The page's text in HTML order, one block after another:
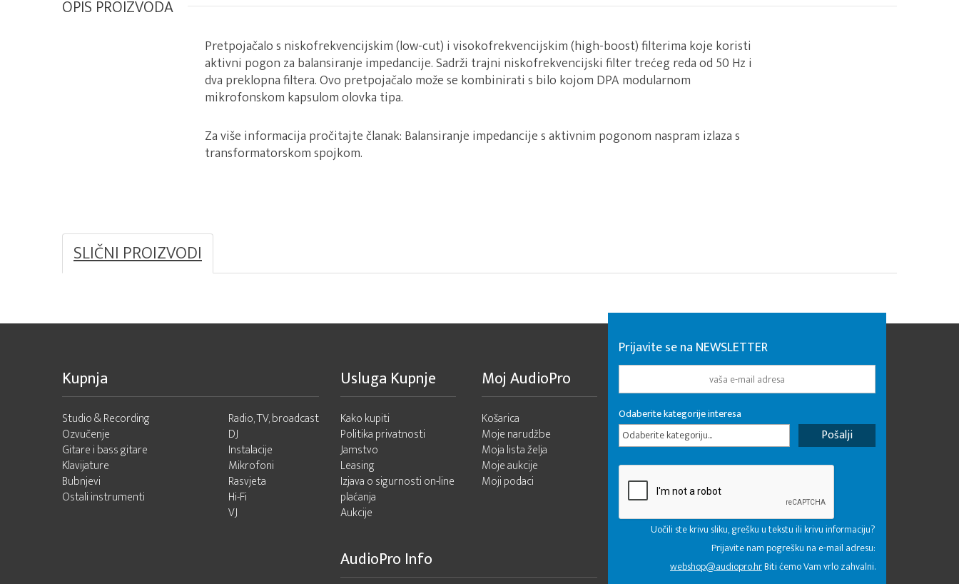
OPIS PROIZVODA
Pretpojačalo s niskofrekvencijskim (low-cut) i visokofrekvencijskim (high-boost) filterima koje koristi
aktivni pogon za balansiranje impedancije. Sadrži trajni niskofrekvencijski filter trećeg reda od 50 Hz i
dva preklopna filtera. Ovo pretpojačalo može se kombinirati s bilo kojom DPA modularnom
mikrofonskom kapsulom olovka tipa.
Za više informacija pročitajte članak: Balansiranje impedancije s aktivnim pogonom naspram izlaza s
transformatorskom spojkom.
SLIČNI PROIZVODI
Kupnja
Studio & Recording
Ozvučenje
Gitare i bass gitare
Klavijature
Bubnjevi
Ostali instrumenti
Radio, TV, broadcast
DJ
Instalacije
Mikrofoni
Rasvjeta
Hi-Fi
VJ
Usluga Kupnje
Kako kupiti
Politika privatnosti
Jamstvo
Leasing
Izjava o sigurnosti on-line
plaćanja
Aukcije
Moj AudioPro
Košarica
Moje narudžbe
Moja lista želja
Moje aukcije
Moji podaci
AudioPro Info
Prijavite se na NEWSLETTER
Odaberite kategorije interesa
Odaberite kategoriju...
Uočili ste krivu sliku, grešku u tekstu ili krivu informaciju?
Prijavite nam pogrešku na e-mail adresu:
webshop@audiopro.hrBiti ćemo Vam vrlo zahvalni.